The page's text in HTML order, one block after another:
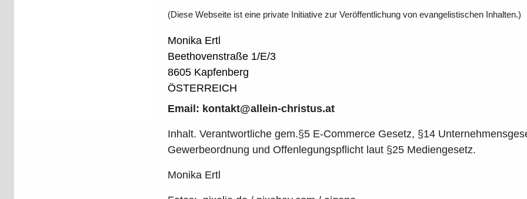
(Diese Webseite ist eine private Initiative zur Veröffentlichung von evangelistischen Inhalten.)
Monika Ertl
Beethovenstraße 1/E/3
8605 Kapfenberg
ÖSTERREICH
Email: kontakt@allein-christus.at
Inhalt. Verantwortliche gem.§5 E-Commerce Gesetz, §14
Gewerbeordnung und Offenlegungspflicht laut §25 Mediengesetz.
Monika Ertl